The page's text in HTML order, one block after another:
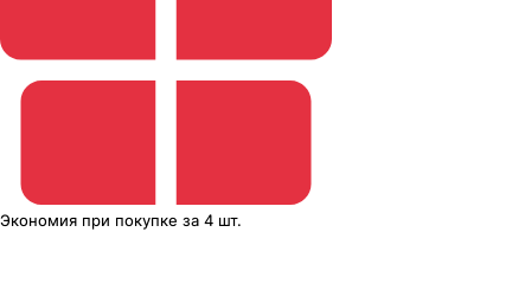
Экономия при покупке за 4 шт.